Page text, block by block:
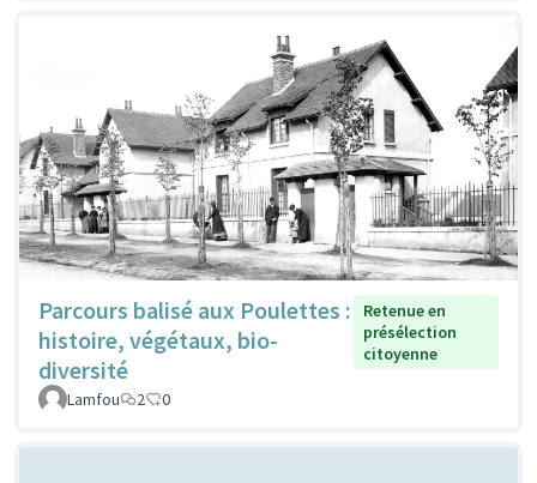
Parcours balisé aux Poulettes :
histoire, végétaux, bio-
diversité
Retenue en
présélection
citoyenne
Lamfou 2 0